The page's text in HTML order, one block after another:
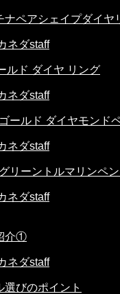
ナペアシェイプダイヤ
ネダstaff
ルド ダイヤ リング
ネダstaff
ールド ダイヤモンド
ネダstaff
リーントルマリンペ
ネダstaff
介①
ネダstaff
びのポイント